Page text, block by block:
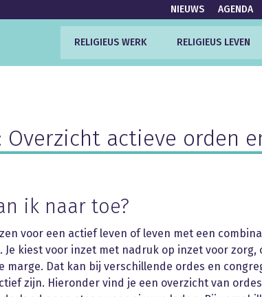
NIEUWS AGENDA
RELIGIEUS WERK RELIGIEUS LEVEN
Overzicht actieve orden
ik naar toe?
voor een actief leven of leven met een
Je kiest voor inzet met nadruk op inzet voor zorg,
marge. Dat kan bij verschillende ordes en
zijn. Hieronder vind je een overzicht van